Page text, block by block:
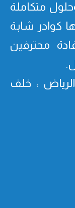
متكاملة
كوادر شابة
محترفین
الرياض ، خلف